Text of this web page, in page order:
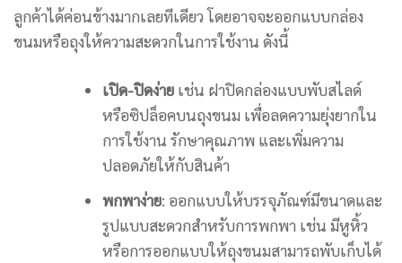
ลูกค้าได้ค่อนข้างมากเลยทีเดียว โดยอาจจะออกแบบกล่อง
ขนมหรือถุงให้ความสะดวกในการใช้งาน ดังนี้
เปิด-ปิดง่ายเช่น ฝาปิดกล่องแบบพับสไลด์
หรือซิปล็อคบนถุงขนม เพื่อลดความยุ่งยากใน
การใช้งาน รักษาคุณภาพ และเพิ่มความ
ปลอดภัยให้กับสินค้า
พกพาง่าย: ออกแบบให้บรรจุภัณฑ์มีขนาดและ
รูปแบบสะดวกสำหรับการพกพา เช่น มีหูหิ้ว
หรือการออกแบบให้ถุงขนมสามารถพับเก็บได้